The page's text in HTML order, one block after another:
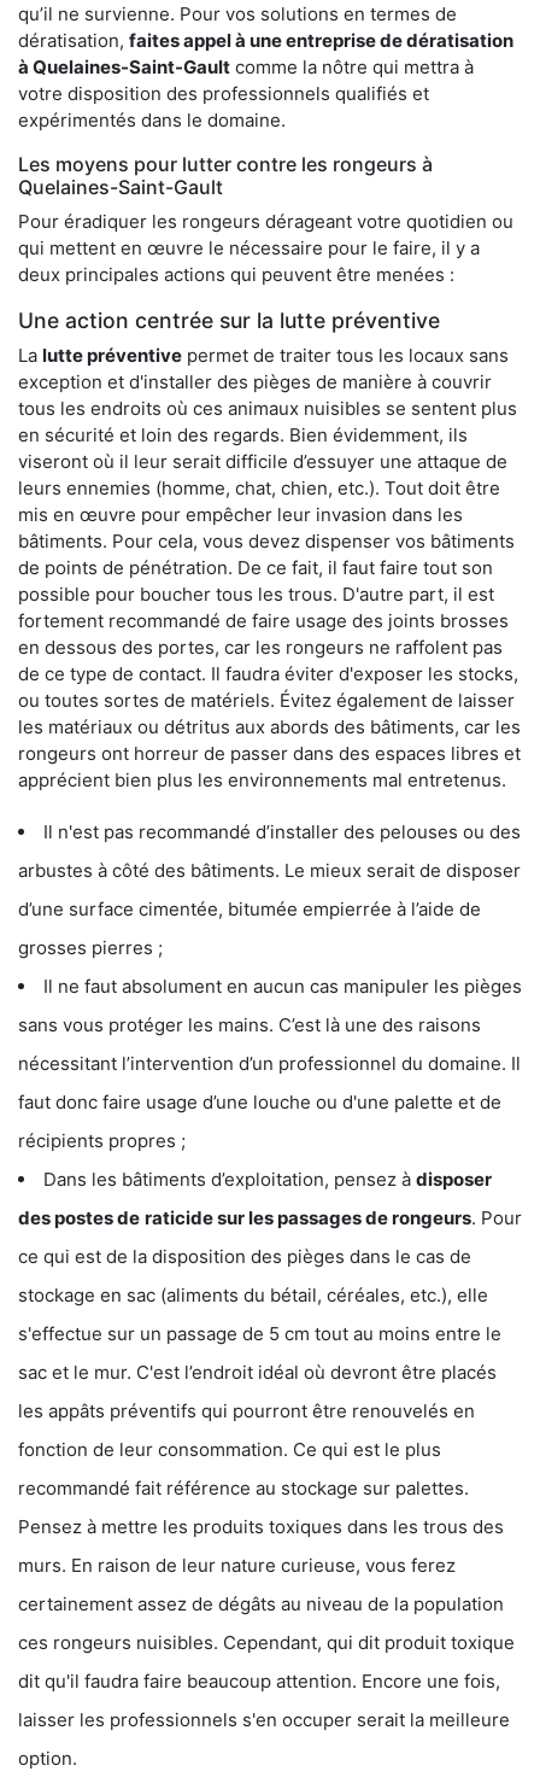
qu’il ne survienne. Pour vos solutions en termes de
dératisation, faites appel à une entreprise de dératisation
à Quelaines-Saint-Gault comme la nôtre qui mettra à
votre disposition des professionnels qualifiés et
expérimentés dans le domaine.
Les moyens pour lutter contre les rongeurs à
Quelaines-Saint-Gault
Pour éradiquer les rongeurs dérageant votre quotidien ou
qui mettent en œuvre le nécessaire pour le faire, il y a
deux principales actions qui peuvent être menées :
Une action centrée sur la lutte préventive
La lutte préventive permet de traiter tous les locaux sans
exception et d'installer des pièges de manière à couvrir
tous les endroits où ces animaux nuisibles se sentent plus
en sécurité et loin des regards. Bien évidemment, ils
viseront où il leur serait difficile d’essuyer une attaque de
leurs ennemies (homme, chat, chien, etc.). Tout doit être
mis en œuvre pour empêcher leur invasion dans les
bâtiments. Pour cela, vous devez dispenser vos bâtiments
de points de pénétration. De ce fait, il faut faire tout son
possible pour boucher tous les trous. D'autre part, il est
fortement recommandé de faire usage des joints brosses
en dessous des portes, car les rongeurs ne raffolent pas
de ce type de contact. Il faudra éviter d'exposer les stocks,
ou toutes sortes de matériels. Évitez également de laisser
les matériaux ou détritus aux abords des bâtiments, car les
rongeurs ont horreur de passer dans des espaces libres et
apprécient bien plus les environnements mal entretenus.
Il n'est pas recommandé d’installer des pelouses ou des
arbustes à côté des bâtiments. Le mieux serait de disposer
d’une surface cimentée, bitumée empierrée à l’aide de
grosses pierres ;
Il ne faut absolument en aucun cas manipuler les pièges
sans vous protéger les mains. C’est là une des raisons
nécessitant l’intervention d’un professionnel du domaine. Il
faut donc faire usage d’une louche ou d'une palette et de
récipients propres ;
Dans les bâtiments d’exploitation, pensez à disposer
des postes de raticide sur les passages de rongeurs. Pour
ce qui est de la disposition des pièges dans le cas de
stockage en sac (aliments du bétail, céréales, etc.), elle
s'effectue sur un passage de 5 cm tout au moins entre le
sac et le mur. C'est l’endroit idéal où devront être placés
les appâts préventifs qui pourront être renouvelés en
fonction de leur consommation. Ce qui est le plus
recommandé fait référence au stockage sur palettes.
Pensez à mettre les produits toxiques dans les trous des
murs. En raison de leur nature curieuse, vous ferez
certainement assez de dégâts au niveau de la population
ces rongeurs nuisibles. Cependant, qui dit produit toxique
dit qu'il faudra faire beaucoup attention. Encore une fois,
laisser les professionnels s'en occuper serait la meilleure
option.